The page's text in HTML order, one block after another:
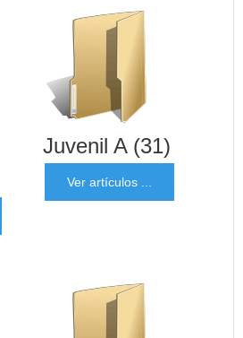
Juvenil A (31)
Ver artículos ...